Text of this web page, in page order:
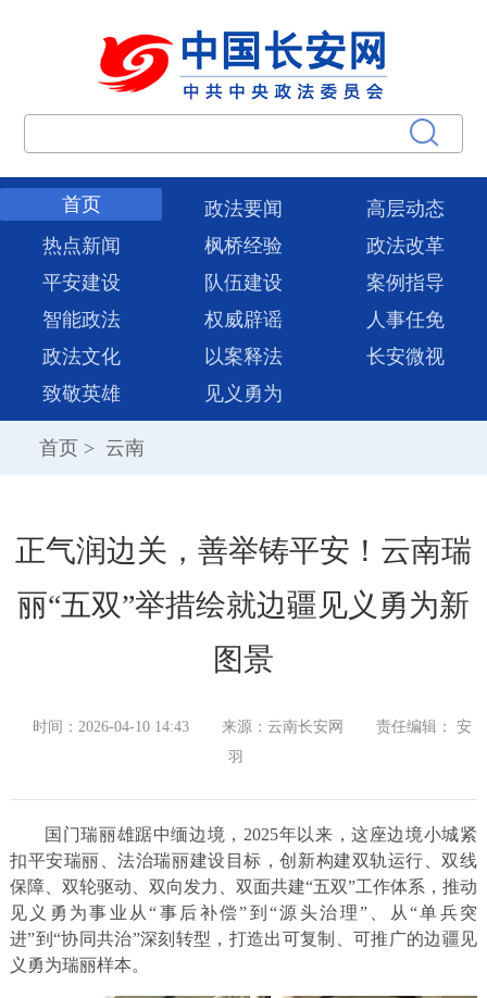
首页 政法要闻
高层动态
热点新闻
枫桥经验
政法改革
平安建设
队伍建设
案例指导
智能政法
权威辟谣
人事任免
政法文化
以案释法
长安微视
致敬英雄
见义勇为
首页 > 云南
正气润边关，善举铸平安！云南瑞
丽“五双”举措绘就边疆见义勇为新
图景
时间：2026-04-10 14:43 来源：云南长安网
责任编辑： 安
羽
国门瑞丽雄踞中缅边境，2025年以来，这座边境小城紧
扣平安瑞丽、法治瑞丽建设目标，创新构建双轨运行、双线
保障、双轮驱动、双向发力、双面共建“五双”工作体系，推动
见义勇为事业从“事后补偿”到“源头治理”、从“单兵突
进”到“协同共治”深刻转型，打造出可复制、可推广的边疆见
义勇为瑞丽样本。